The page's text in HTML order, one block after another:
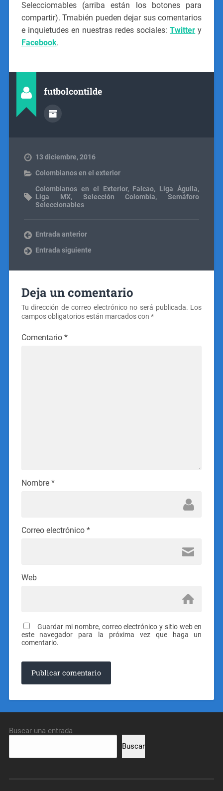
Selecciomables (arriba están los botones para
compartir). Tmabién pueden dejar sus comentarios
e inquietudes en nuestras redes sociales:Twitter y
Facebook.
futbolcontilde
13 diciembre, 2016
Colombianos en el exterior
Colombianos en el Exterior, Falcao, Liga Águila,
Liga MX, Selección Colombia,Semáforo
Seleccionables
Entrada anterior
Entrada siguiente
Deja un comentario
Tu dirección de correo electrónico no será publicada. Los
campos obligatorios están marcados con *
Comentario *
Nombre *
Correo electrónico *
Web
Guardar mi nombre, correo electrónico y sitio web en
este navegador para la próxima vez que haga un
comentario.
Buscar una entrada
Buscar